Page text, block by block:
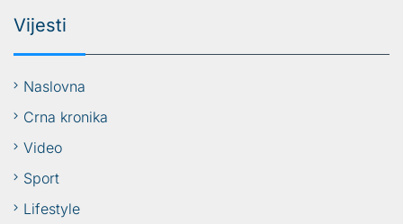
Vijesti
Naslovna
Crna kronika
Video
Sport
Lifestyle